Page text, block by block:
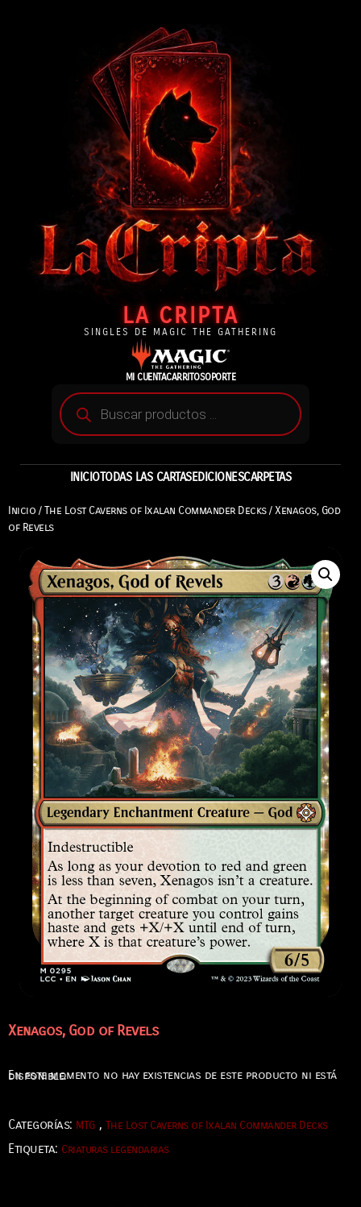
LA CRIPTA
SINGLES DE MAGIC THE GATHERING
MI CUENTACARRITOSOPORTE
INICIOTODAS LAS CARTASEDICIONESCARPETAS
Inicio /The Lost Caverns of Ixalan Commander Decks/ Xenagos, God
of Revels
Xenagos, God of Revels
En este momento no hay existencias de este producto ni está disponible.
Categorías: MTG , The Lost Caverns of Ixalan Commander Decks
Etiqueta: Criaturas legendarias